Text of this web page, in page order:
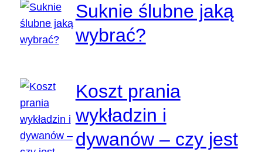
Suknie ślubne jaką
wybrać?
Koszt prania
wykładzin i
dywanów – czy jest